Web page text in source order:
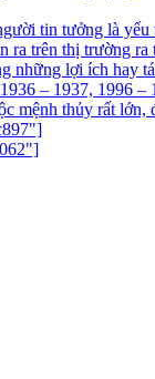
tin tưởng là
trên thị trường
những lợi ích
– 1937, 1996
mệnh thủy rất